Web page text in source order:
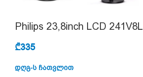
Philips 23,8inch LCD 241V8L
₾335
დღგ-ს ჩათვლით